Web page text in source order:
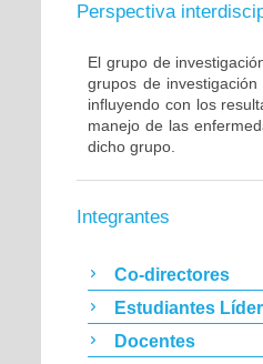
Perspectiva
El grupo de
grupos de
influyendo con los
manejo de las
dicho grupo.
Integrantes
Co-directores
Estudiantes
Docentes